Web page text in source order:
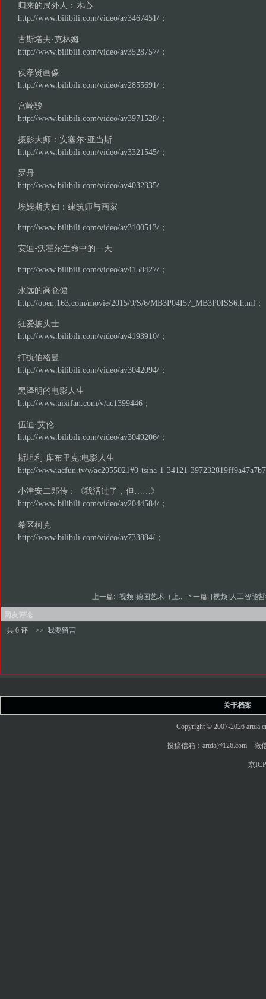
归来的局外人：木心
http://www.bilibili.com/video/av3467451/；
古斯塔夫·克林姆
http://www.bilibili.com/video/av3528757/；
侯孝贤画像
http://www.bilibili.com/video/av2855691/；
宫崎骏
http://www.bilibili.com/video/av3971528/；
摄影大师：安塞尔·亚当斯
http://www.bilibili.com/video/av3321545/；
罗丹
http://www.bilibili.com/video/av4032335/
埃姆斯夫妇：建筑师与画家
http://www.bilibili.com/video/av3100513/；
安迪•沃霍尔生命中的一天
http://www.bilibili.com/video/av4158427/；
永远的高仓健
http://open.163.com/movie/2015/9/S/6/MB3P04I57_MB3P0ISS6.html ；
狂爱披头士
http://www.bilibili.com/video/av4193910/；
打扰伯格曼
http://www.bilibili.com/video/av3042094/；
黑泽明的电影人生
http://www.aixifan.com/v/ac1399446；
伍迪·艾伦
http://www.bilibili.com/video/av3049206/；
斯坦利·库布里克:电影人生
http://www.acfun.tv/v/ac2055021#0-tsina-1-34121-
小津安二郎传：《我活过了，但……》
http://www.bilibili.com/video/av2044584/；
希区柯克
http://www.bilibili.com/video/av733884/；
上一篇: [视频]德国艺术（上.. 下一篇: [视频]人工智能
网友评论
共 0 评
>> 我要留言
关于档案
Copyright © 2007-2026
投稿信箱：artda@126.com 微
京